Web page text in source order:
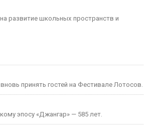
развитие школьных пространств и
принять гостей на Фестивале Лотосов.
эпосу «Джангар» — 585 лет.